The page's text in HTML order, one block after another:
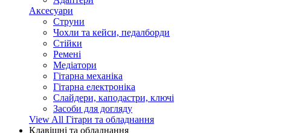
Аксесуари
Струни
Чохли та кейси, педалборди
Стійки
Ремені
Медіатори
Гітарна механіка
Гітарна електроніка
Слайдери, каподастри, ключі
Засоби для догляду
View All Гітари та обладнання
Клавішні та обладнання